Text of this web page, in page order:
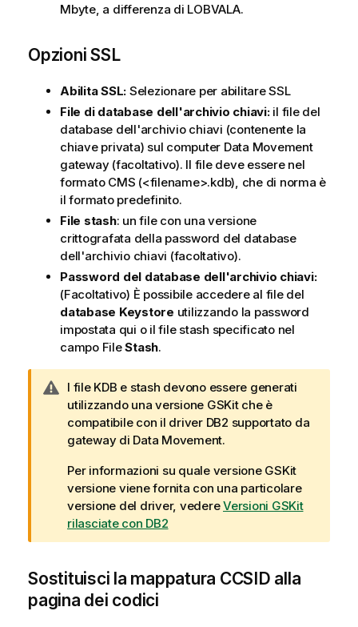
Mbyte, a differenza di LOBVALA.
Opzioni SSL
Abilita SSL: Selezionare per abilitare SSL
File di database dell'archivio chiavi:il file del
database dell'archivio chiavi (contenente la
chiave privata) sul computer Data Movement
gateway(facoltativo). Il file deve essere nel
formato CMS (<filename>.kdb), che di norma è
il formato predefinito.
File stash: un file con una versione
crittografata della password del database
dell'archivio chiavi (facoltativo).
Password del database dell'archivio chiavi:
(Facoltativo) È possibile accedere al file del
database Keystore utilizzando la password
impostata qui o il file stash specificato nel
campo FileStash.
N
o
t
a
i
a
v
v
i
o
I file KDB e stash devono essere generati
utilizzando una versione GSKit che è
compatibile con il driver DB2 supportato da
gateway di Data Movement.
Per informazioni su quale versione GSKit
versione viene fornita con una particolare
versione del driver, vedereVersioni GSKit
rilasciate con DB2
Sostituisci la mappatura CCSID alla
pagina dei codici